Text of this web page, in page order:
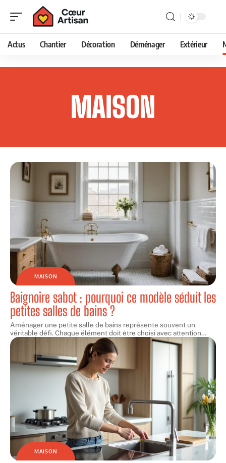
Actus Chantier Décoration Déménager Extérieur
MAISON
MAISON
Baignoire sabot : pourquoi ce modèle séduit les
petites salles de bains ?
Aménager une petite salle de bains représente souvent un
véritable défi. Chaque élément doit être choisi avec attention…
MAISON